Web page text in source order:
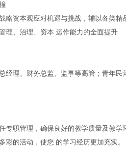
略资本观应对机遇与挑战，辅以各类
理、治理、资本 运作能力的全面提升
经理、财务总监、监事等高管；青年
专职管理，确保良好的教学质量及教
彩的活动，使您 的学习经历更加充实。